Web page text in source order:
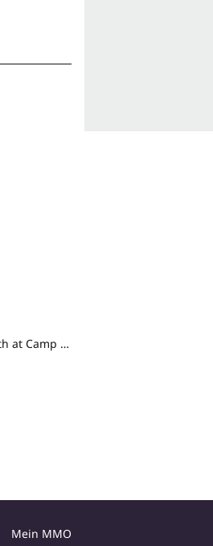
Teenage Sex and Death at Camp Miasma
Mein MMO